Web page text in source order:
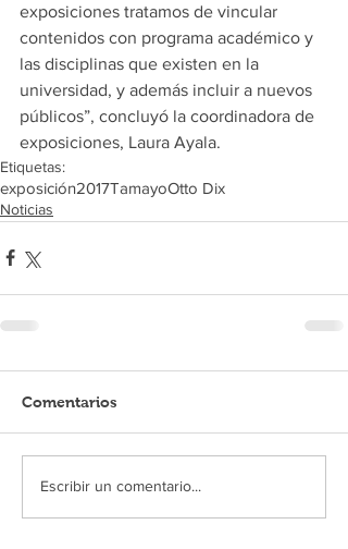
exposiciones tratamos de vincular
contenidos con programa académico y
las disciplinas que existen en la
universidad, y además incluir a nuevos
públicos”, concluyó la coordinadora de
exposiciones, Laura Ayala.
Etiquetas:
exposición2017TamayoOtto Dix
Noticias
Comentarios
Escribir un comentario...